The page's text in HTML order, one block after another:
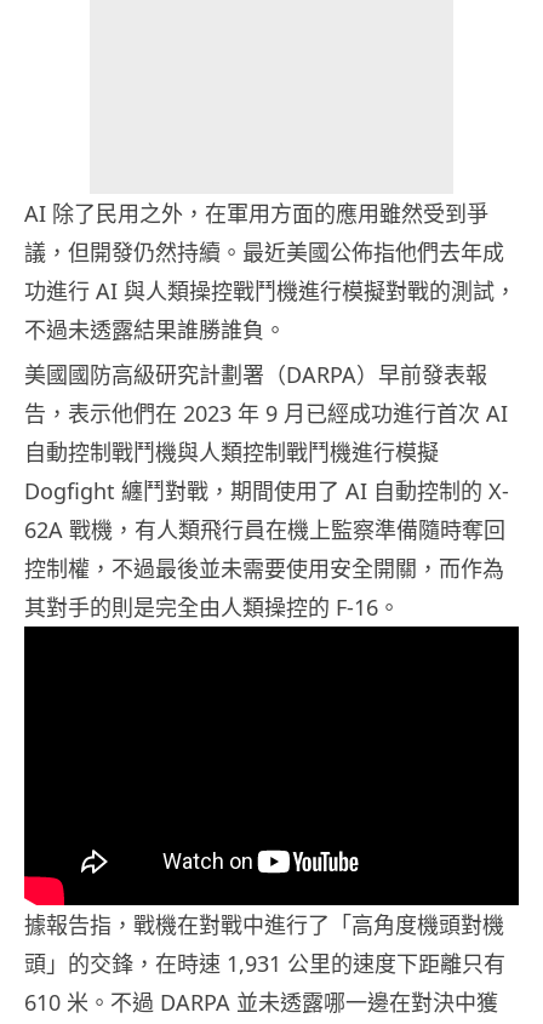
AI 除了民用之外，在軍用方面的應用雖然受到爭
議，但開發仍然持續。最近美國公佈指他們去年成
功進行 AI 與人類操控戰鬥機進行模擬對戰的測試，
不過未透露結果誰勝誰負。
美國國防高級研究計劃署（DARPA）早前發表報
告，表示他們在 2023 年 9 月已經成功進行首次 AI
自動控制戰鬥機與人類控制戰鬥機進行模擬
Dogfight 纏鬥對戰，期間使用了 AI 自動控制的 X-
62A 戰機，有人類飛行員在機上監察準備隨時奪回
控制權，不過最後並未需要使用安全開關，而作為
其對手的則是完全由人類操控的 F-16。
據報告指，戰機在對戰中進行了「高角度機頭對機
頭」的交鋒，在時速 1,931 公里的速度下距離只有
610 米。不過 DARPA 並未透露哪一邊在對決中獲